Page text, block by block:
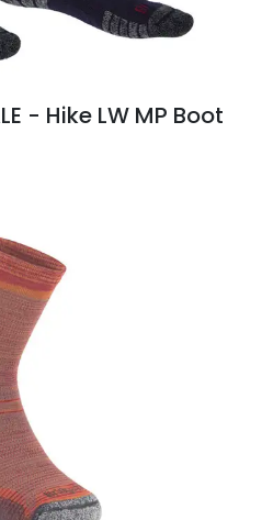
- Hike LW MP Boot